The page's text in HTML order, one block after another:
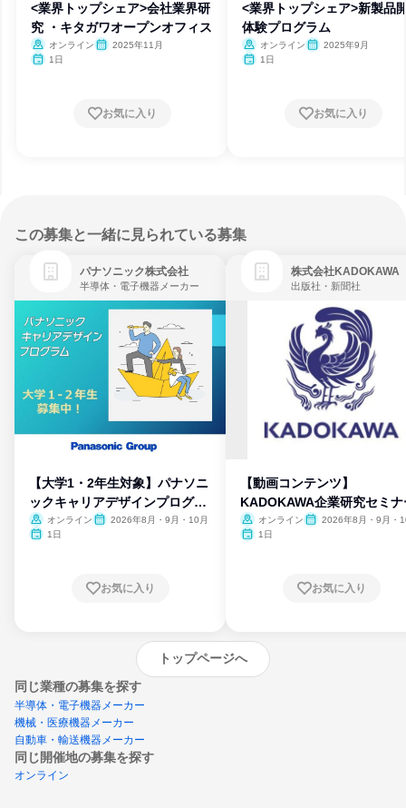
<業界トップシェア>会社業界研
究 ・キタガワオープンオフィス
オンライン
2025年11月
1日
お気に入り
<業界トップシェア>新製品
体験プログラム
オンライン
2025年9月
1日
お気に入り
この募集と一緒に見られている募集
パナソニック株式会社
半導体・電子機器メーカー
【大学1・2年生対象】パナソニ
ックキャリアデザインプログラ
ム
オンライン
2026年8月・9月・10月
1日
お気に入り
株式会社KADOKAWA
出版社・新聞社
【動画コンテンツ】
KADOKAWA企業研究セミナ
オンライン
2026年8月・9月・
1日
お気に入り
トップページへ
同じ業種の募集を探す
半導体・電子機器メーカー
機械・医療機器メーカー
自動車・輸送機器メーカー
同じ開催地の募集を探す
オンライン